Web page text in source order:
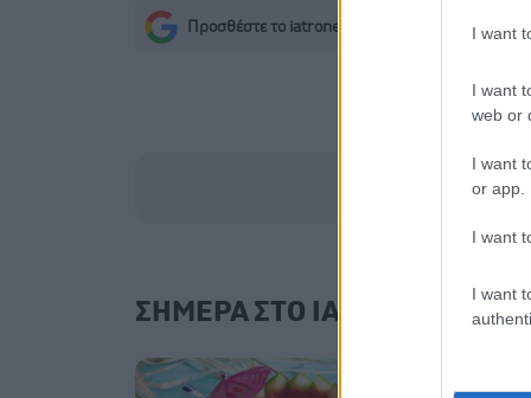
I want
I want
web or
I want
or app.
I want
I want
Προσθέστε το iatronet.gr στο Discover
ΣΗΜΕΡΑ ΣΤΟ IATRONET.GR